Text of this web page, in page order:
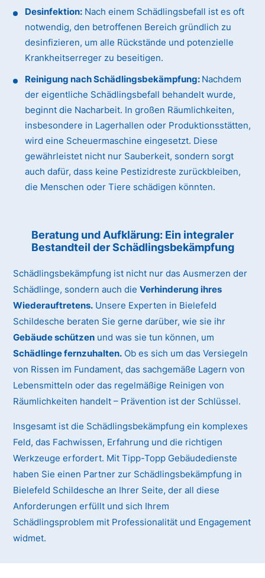
Desinfektion: Nach einem Schädlingsbefall ist es oft
notwendig, den betroffenen Bereich gründlich zu
desinfizieren, um alle Rückstände und potenzielle
Krankheitserreger zu beseitigen.
Reinigung nach Schädlingsbekämpfung: Nachdem
der eigentliche Schädlingsbefall behandelt wurde,
beginnt die Nacharbeit. In großen Räumlichkeiten,
insbesondere in Lagerhallen oder Produktionsstätten,
wird eine Scheuermaschine eingesetzt. Diese
gewährleistet nicht nur Sauberkeit, sondern sorgt
auch dafür, dass keine Pestizidreste zurückbleiben,
die Menschen oder Tiere schädigen könnten.
Beratung und Aufklärung: Ein integraler
Bestandteil der Schädlingsbekämpfung
Schädlingsbekämpfung ist nicht nur das Ausmerzen der
Schädlinge, sondern auch dieVerhinderung ihres
Wiederauftretens. Unsere Experten in Bielefeld
Schildesche beraten Sie gerne darüber, wie sie ihr
Gebäude schützen und was sie tun können, um
Schädlinge fernzuhalten. Ob es sich um das Versiegeln
von Rissen im Fundament, das sachgemäße Lagern von
Lebensmitteln oder das regelmäßige Reinigen von
Räumlichkeiten handelt – Prävention ist der Schlüssel.
Insgesamt ist die Schädlingsbekämpfung ein komplexes
Feld, das Fachwissen, Erfahrung und die richtigen
Werkzeuge erfordert. Mit Tipp-Topp Gebäudedienste
haben Sie einen Partner zur Schädlingsbekämpfung in
Bielefeld Schildesche an Ihrer Seite, der all diese
Anforderungen erfüllt und sich Ihrem
Schädlingsproblem mit Professionalität und Engagement
widmet.